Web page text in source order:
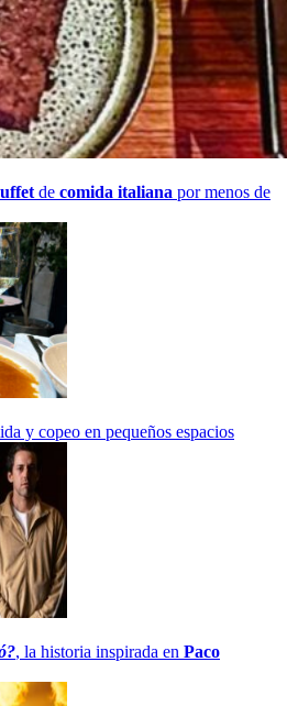
de comida italiana por menos de
y copeo en pequeños espacios
, la historia inspirada en Paco